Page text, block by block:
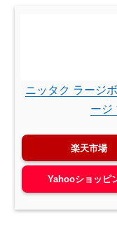
ニッタク ラージ
ージ
楽天市場
Yahooショッピ